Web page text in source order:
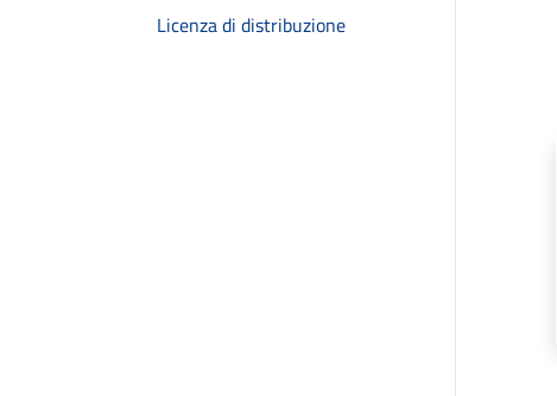
Licenza di distribuzione